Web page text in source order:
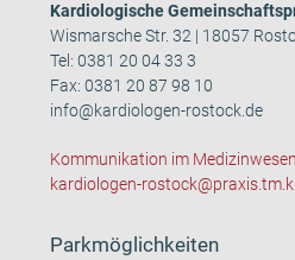
Kardiologische
Wismarsche Str. 32 | 18057
Tel:0381 20 04 33 3
Fax: 0381 20 87 98 10
info@kardiologen-rostock.de
Kommunikation im
kardiologen-
Parkmöglichkeiten